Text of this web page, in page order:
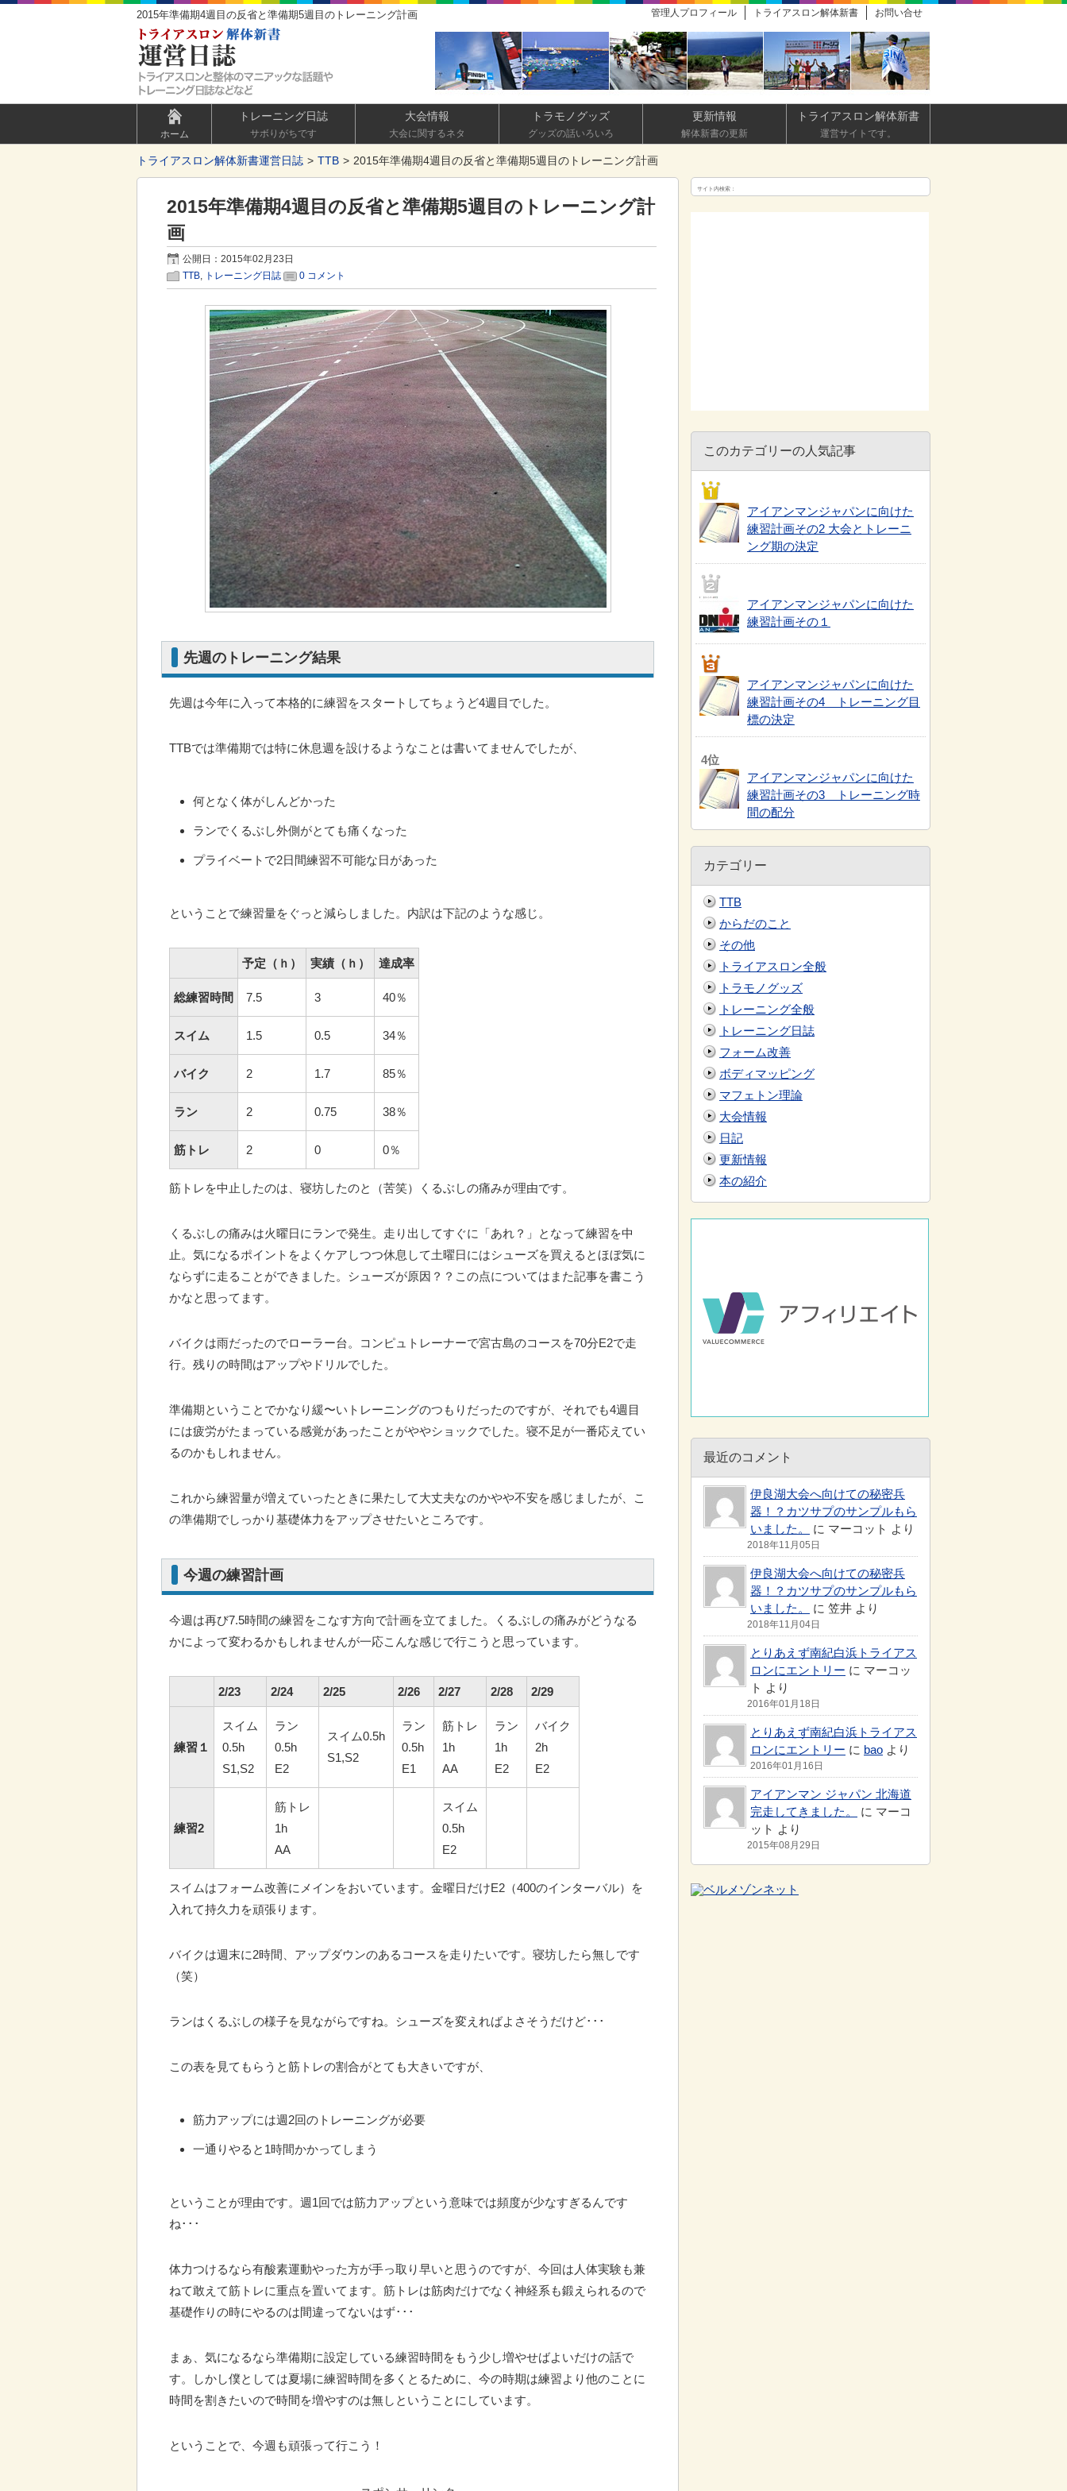
2015年準備期4週目の反省と準備期5週目のトレーニング計画 お問い合せ
トライアスロン解体新書
管理人プロフィール
ホーム
トレーニング日誌
サボりがちです
大会情報
大会に関するネタ
トラモノグッズ
グッズの話いろいろ
更新情報
解体新書の更新
トライアスロン解体新書
運営サイトです。
トライアスロン解体新書運営日誌 TTB 2015年準備期4週目の反省と準備期5週目のトレーニング計画
2015年準備期4週目の反省と準備期5週目のトレーニング計
画
公開日：2015年02月23日
TTB, トレーニング日誌 0 コメント
先週のトレーニング結果
先週は今年に入って本格的に練習をスタートしてちょうど4週目でした。
TTBでは準備期では特に休息週を設けるようなことは書いてませんでしたが、
何となく体がしんどかった
ランでくるぶし外側がとても痛くなった
プライベートで2日間練習不可能な日があった
ということで練習量をぐっと減らしました。内訳は下記のような感じ。
予定（ｈ） 実績（ｈ） 達成率
総練習時間 7.5 3 40％
スイム 1.5 0.5 34％
バイク 2 1.7 85％
ラン 2 0.75 38％
筋トレ 2 0 0％
筋トレを中止したのは、寝坊したのと（苦笑）くるぶしの痛みが理由です。
くるぶしの痛みは火曜日にランで発生。走り出してすぐに「あれ？」となって練習を中
止。気になるポイントをよくケアしつつ休息して土曜日にはシューズを買えるとほぼ気に
ならずに走ることができました。シューズが原因？？この点についてはまた記事を書こう
かなと思ってます。
バイクは雨だったのでローラー台。コンピュトレーナーで宮古島のコースを70分E2で走
行。残りの時間はアップやドリルでした。
準備期ということでかなり緩〜いトレーニングのつもりだったのですが、それでも4週目
には疲労がたまっている感覚があったことがややショックでした。寝不足が一番応えてい
るのかもしれません。
これから練習量が増えていったときに果たして大丈夫なのかやや不安を感じましたが、こ
の準備期でしっかり基礎体力をアップさせたいところです。
今週の練習計画
今週は再び7.5時間の練習をこなす方向で計画を立てました。くるぶしの痛みがどうなる
かによって変わるかもしれませんが一応こんな感じで行こうと思っています。
2/23 2/24 2/25 2/26 2/27 2/28 2/29
練習１
スイム
0.5h
S1,S2
ラン
0.5h
E2
スイム0.5h
S1,S2
ラン
0.5h
E1
筋トレ
1h
AA
ラン
1h
E2
バイク
2h
E2
練習2
筋トレ
1h
AA
スイム
0.5h
E2
スイムはフォーム改善にメインをおいています。金曜日だけE2（400のインターバル）を
入れて持久力を頑張ります。
バイクは週末に2時間、アップダウンのあるコースを走りたいです。寝坊したら無しです
（笑）
ランはくるぶしの様子を見ながらですね。シューズを変えればよさそうだけど･･･
この表を見てもらうと筋トレの割合がとても大きいですが、
筋力アップには週2回のトレーニングが必要
一通りやると1時間かかってしまう
ということが理由です。週1回では筋力アップという意味では頻度が少なすぎるんです
ね･･･
体力つけるなら有酸素運動やった方が手っ取り早いと思うのですが、今回は人体実験も兼
ねて敢えて筋トレに重点を置いてます。筋トレは筋肉だけでなく神経系も鍛えられるので
基礎作りの時にやるのは間違ってないはず･･･
まぁ、気になるなら準備期に設定している練習時間をもう少し増やせばよいだけの話で
す。しかし僕としては夏場に練習時間を多くとるために、今の時期は練習より他のことに
時間を割きたいので時間を増やすのは無しということにしています。
ということで、今週も頑張って行こう！
サイト内検索：
このカテゴリーの人気記事
アイアンマンジャパンに向けた
練習計画その2 大会とトレーニ
ング期の決定
アイアンマンジャパンに向けた
練習計画その１
アイアンマンジャパンに向けた
練習計画その4 トレーニング目
標の決定
アイアンマンジャパンに向けた
練習計画その3 トレーニング時
間の配分
カテゴリー
TTB
からだのこと
その他
トライアスロン全般
トラモノグッズ
トレーニング全般
トレーニング日誌
フォーム改善
ボディマッピング
マフェトン理論
大会情報
日記
更新情報
本の紹介
最近のコメント
伊良湖大会へ向けての秘密兵
器！？カツサプのサンプルもら
いました。
に マーコット より
2018年11月05日
伊良湖大会へ向けての秘密兵
器！？カツサプのサンプルもら
いました。
に 笠井 より
2018年11月04日
とりあえず南紀白浜トライアス
ロンにエントリー に マーコッ
ト より
2016年01月18日
とりあえず南紀白浜トライアス
ロンにエントリー に bao より
2016年01月16日
アイアンマン ジャパン 北海道
完走してきました。
に マーコ
ット より
2015年08月29日